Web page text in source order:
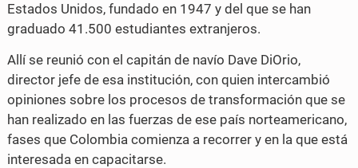
Estados Unidos, fundado en 1947 y del que se han
graduado 41.500 estudiantes extranjeros.
Allí se reunió con el capitán de navío Dave DiOrio,
director jefe de esa institución, con quien intercambió
opiniones sobre los procesos de transformación que se
han realizado en las fuerzas de ese país norteamericano,
fases que Colombia comienza a recorrer y en la que está
interesada en capacitarse.